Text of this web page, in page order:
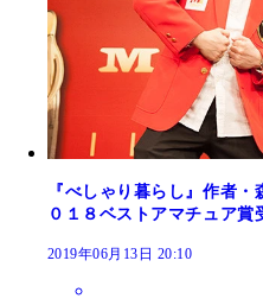
『べしゃり暮らし』作者
０１８ベストアマチュア賞
2019年06月13日 20:10